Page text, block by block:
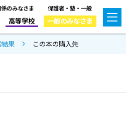
のみなさま
高等学校
保護者・塾・一般
一般のみなさま
果 この本の購入先